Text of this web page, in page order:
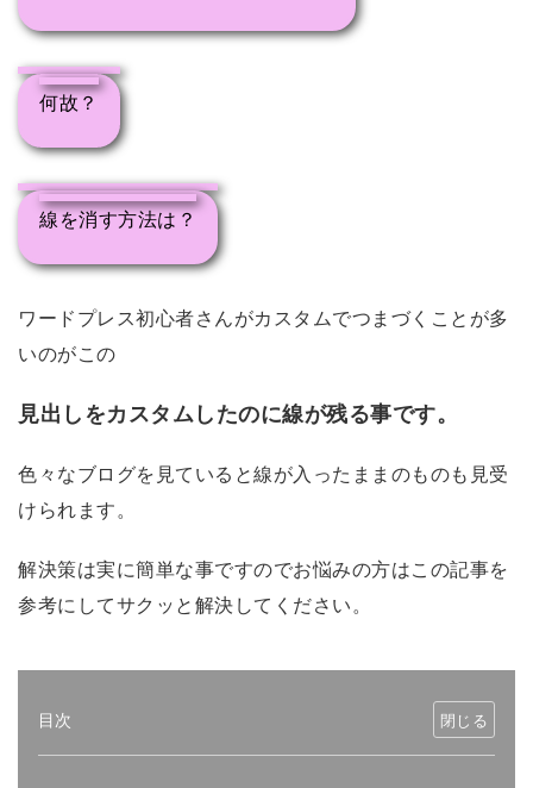
何故？
線を消す方法は？
ワードプレス初心者さんがカスタムでつまづくことが多
いのがこの
見出しをカスタムしたのに線が残る事です。
色々なブログを見ていると線が入ったままのものも見受
けられます。
解決策は実に簡単な事ですのでお悩みの方はこの記事を
参考にしてサクッと解決してください。
目次